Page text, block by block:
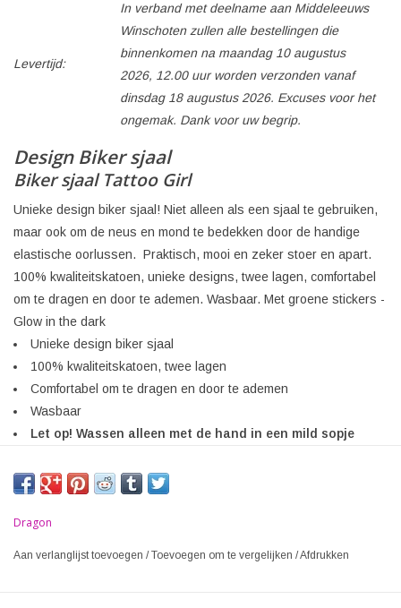
Levertijd:
In verband met deelname aan Middeleeuws
Winschoten zullen alle bestellingen die
binnenkomen na maandag 10 augustus
2026, 12.00 uur worden verzonden vanaf
dinsdag 18 augustus 2026. Excuses voor het
ongemak. Dank voor uw begrip.
Design Biker sjaal
Biker sjaal Tattoo Girl
Unieke design biker sjaal! Niet alleen als een sjaal te gebruiken,
maar ook om de neus en mond te bedekken door de handige
elastische oorlussen. Praktisch, mooi en zeker stoer en apart.
100% kwaliteitskatoen, unieke designs, twee lagen, comfortabel
om te dragen en door te ademen. Wasbaar. Met groene stickers -
Glow in the dark
Unieke design biker sjaal
100% kwaliteitskatoen, twee lagen
Comfortabel om te dragen en door te ademen
Wasbaar
Let op! Wassen alleen met de hand in een mild sopje
Dragon
Aan verlanglijst toevoegen /Toevoegen om te vergelijken /Afdrukken